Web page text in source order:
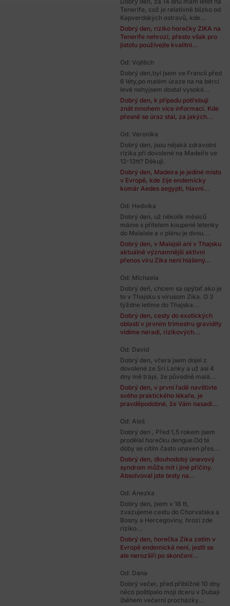
Tenerife, což je relativně blízko od
Kapverdských ostravů, kde...
Dobrý den, riziko horečky ZIKA na
Tenerife nehrozí, přesto však pro
jistotu používejte kvalitní...
Od: Vojtěch
Dobrý den,byl jsem ve Francii před
6 léty,po malém úraze na na bérci
levé nohyjsem dostal vysoké...
Dobrý den, k případu potřebuji
znát mnohem více informací. Kde
přesně se úraz stal, za jakých...
Od: Veronika
Dobrý den, jsou nějaká zdravotní
rizika při dovolené na Madeiře ve
12-13tt? Děkuji.
Dobrý den, Madeira je jediné místo
v Evropě, kde žije endemicky
komár Aedes aegypti, hlavní...
Od: Hedvika
Dobrý den, už několik měsíců
máme s přítelem koupené letenky
do Malaisie a v plánu je dvou...
Dobrý den, v Malajsii ani v Thajsku
aktuálně významnější aktivní
přenos viru Zika není hlášený...
Od: Michaela
Dobrý deň, chcem sa opýtať ako je
to v Thajsku s vírusom Zika. O 3
týždne letíme do Thajska...
Dobrý den, cesty do exotických
oblastí v prvním trimestru gravidity
vidíme neradi, rizikových...
Od: David
Dobrý den, včera jsem dojel z
dovolené ze Srí Lanky a už asi 4
dny mě trápí, že původně malá...
Dobrý den, v první řadě navštivte
svého praktického lékaře, je
pravděpodobné, že Vám nasadí...
Od: Aleš
Dobrý den , Před 1,5 rokem jsem
prodělal horečku dengue.Od té
doby se cítím často unaven přes...
Dobrý den, dlouhodobý únavový
syndrom může mít i jiné příčiny.
Absolvoval jste testy na...
Od: Anezka
Dobry den, jsem v 18 tt,
zvazujeme cestu do Chorvatska a
Bosny a Hercegoviny, hrozí zde
riziko...
Dobrý den, horečka Zika zatím v
Evropě endemická není, jestli se
ale nerozšíří po skončení...
Od: Dana
Dobrý večer, před přibližně 10 dny
něco poštípalo moji dceru v Dubaji
(během večerní procházky...